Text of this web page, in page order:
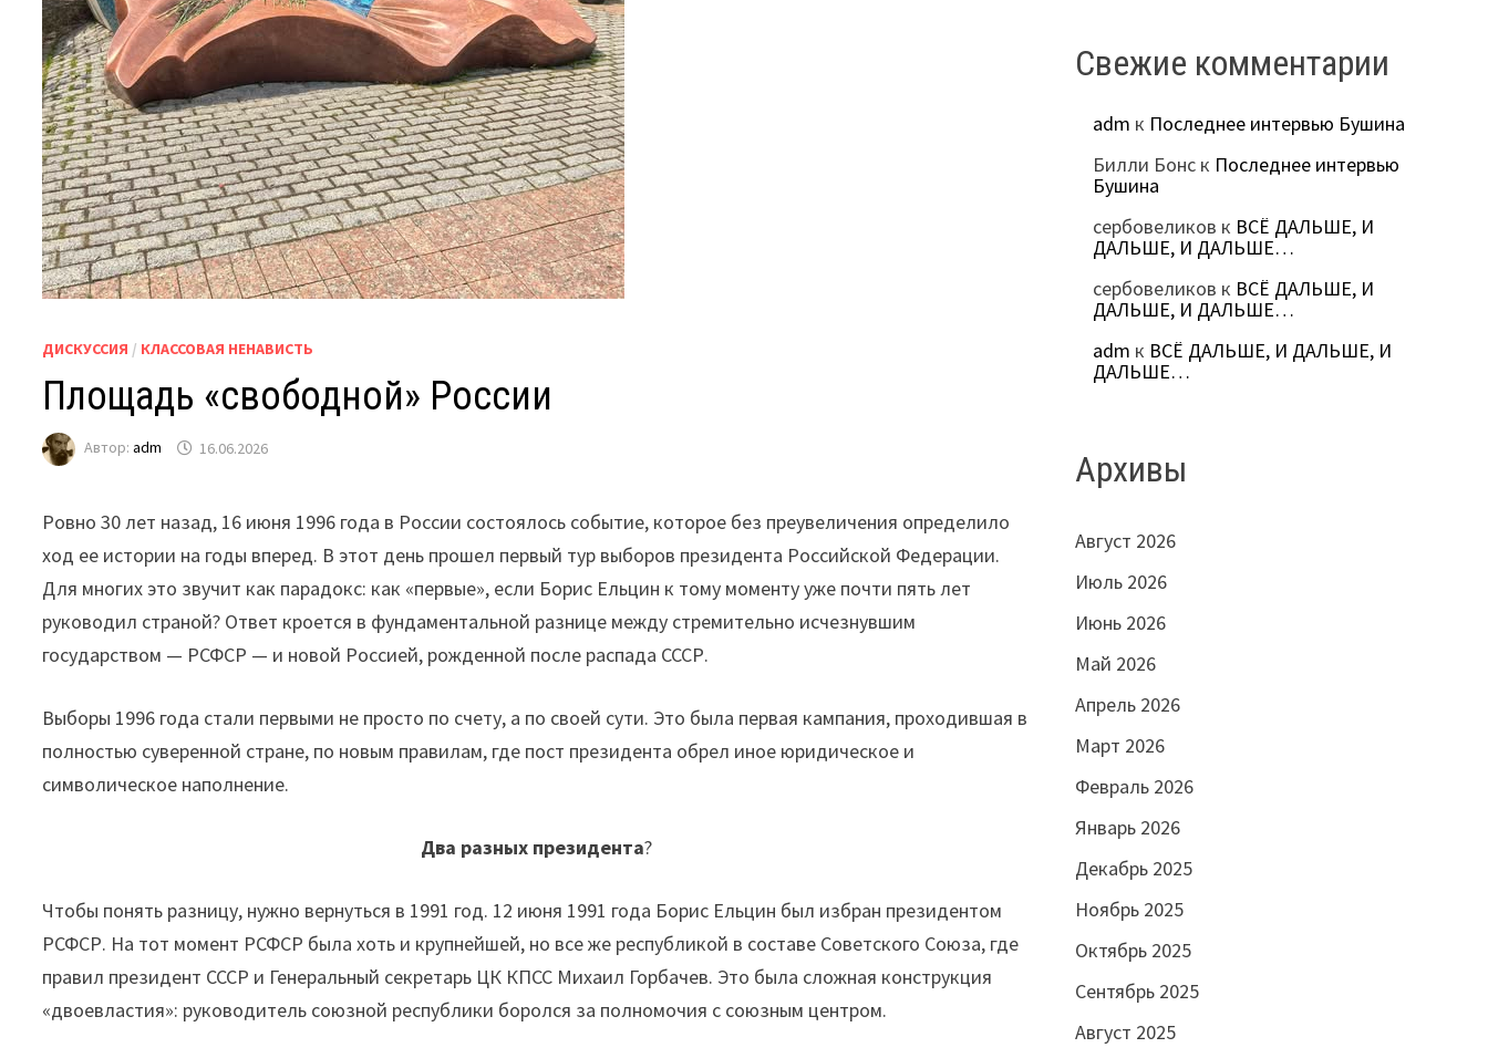
ДИСКУССИЯ / КЛАССОВАЯ НЕНАВИСТЬ
Площадь «свободной» России
Автор:adm 16.06.2026
Ровно 30 лет назад, 16 июня 1996 года в России состоялось событие, которое без преувеличения определило
ход ее истории на годы вперед. В этот день прошел первый тур выборов президента Российской Федерации.
Для многих это звучит как парадокс: как «первые», если Борис Ельцин к тому моменту уже почти пять лет
руководил страной? Ответ кроется в фундаментальной разнице между стремительно исчезнувшим
государством — РСФСР — и новой Россией, рожденной после распада СССР.
Выборы 1996 года стали первыми не просто по счету, а по своей сути. Это была первая кампания, проходившая в
полностью суверенной стране, по новым правилам, где пост президента обрел иное юридическое и
символическое наполнение.
Два разных президента?
Чтобы понять разницу, нужно вернуться в 1991 год. 12 июня 1991 года Борис Ельцин был избран президентом
РСФСР. На тот момент РСФСР была хоть и крупнейшей, но все же республикой в составе Советского Союза, где
правил президент СССР и Генеральный секретарь ЦК КПСС Михаил Горбачев. Это была сложная конструкция
«двоевластия»: руководитель союзной республики боролся за полномочия с союзным центром.
Свежие комментарии
adm к Последнее интервью Бушина
Билли Бонск Последнее интервью
Бушина
сербовеликов к ВСЁ ДАЛЬШЕ, И
ДАЛЬШЕ, И ДАЛЬШЕ…
сербовеликов к ВСЁ ДАЛЬШЕ, И
ДАЛЬШЕ, И ДАЛЬШЕ…
adm к ВСЁ ДАЛЬШЕ, И ДАЛЬШЕ, И
ДАЛЬШЕ…
Архивы
Август 2026
Июль 2026
Июнь 2026
Май 2026
Апрель 2026
Март 2026
Февраль 2026
Январь 2026
Декабрь 2025
Ноябрь 2025
Октябрь 2025
Сентябрь 2025
Август 2025